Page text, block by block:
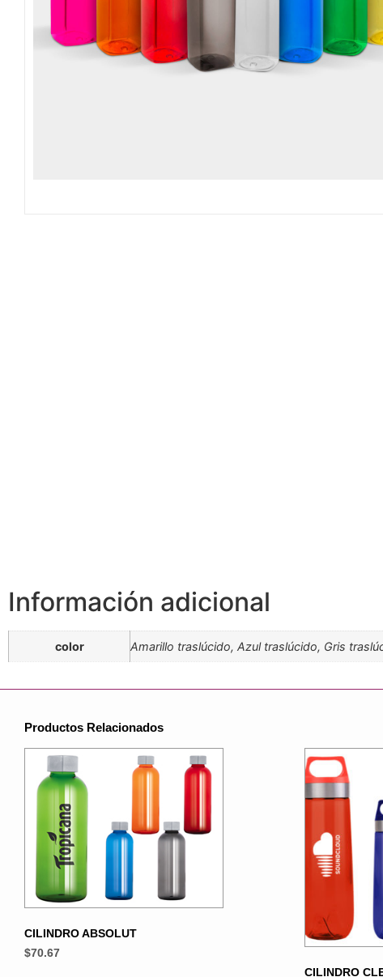
Información adicional
color Amarillo traslúcido, Azul traslúcido, Gris
Productos Relacionados
CILINDRO ABSOLUT
$70.67
CILINDRO